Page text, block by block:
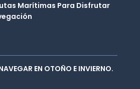
Marítimas Para Disfrutar
EN OTOÑO E INVIERNO.